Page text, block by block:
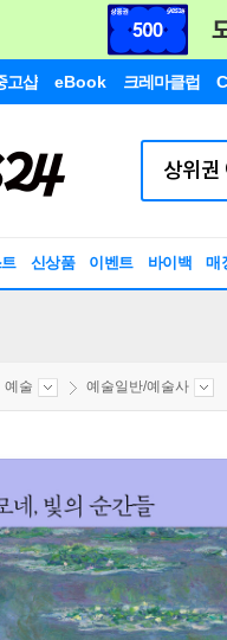
고샵 eBook 크레마클럽
신상품 이벤트 바이백 매
예술 예술일반/예술사